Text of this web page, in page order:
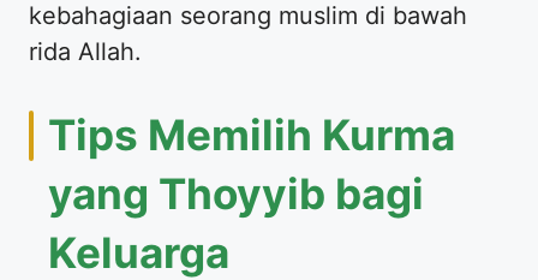
kebahagiaan seorang muslim di bawah
rida Allah.
Tips Memilih Kurma
yang Thoyyib bagi
Keluarga